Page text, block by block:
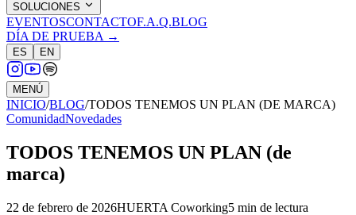
SOLUCIONES
EVENTOSCONTACTOF.A.Q.BLOG
DÍA DE PRUEBA →
ES EN
MENÚ
INICIO/BLOG/TODOS TENEMOS UN PLAN (DE MARCA)
ComunidadNovedades
TODOS TENEMOS UN PLAN (de
marca)
22 de febrero de 2026HUERTA Coworking5 min de lectura